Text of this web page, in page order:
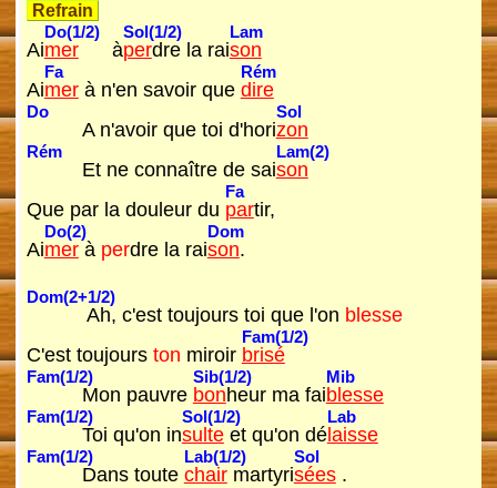
Refrain
Ai
Do(1/2)
merà
Sol(1/2)
perdre la rai
Lam
son
Ai
Fa
merà n'en savoir que
Rém
dire
Do
A n'avoir que toi d'hori
Sol
zon
Rém
Et ne connaître de sai
Lam(2)
son
Que par la douleur du
Fa
partir,
Ai
Do(2)
merà perdre la rai
Dom
son.
Dom(2+1/2)
Ah, c'est toujours toi que l'on blesse
C'est toujours ton miroir
Fam(1/2)
brisé
Fam(1/2)
Mon pauvre
Sib(1/2)
bonheur ma fai
Mib
blesse
Fam(1/2)
Toi qu'on in
Sol(1/2)
sulteet qu'on dé
Lab
laisse
Fam(1/2)
Dans toute
Lab(1/2)
chairmartyri
Sol
sées.